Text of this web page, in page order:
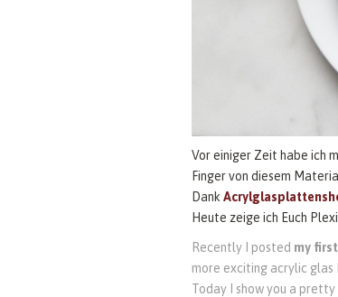
Vor einiger Zeit habe ich
Finger von diesem
Dank
Heute zeige ich Euch
Recently I posted my
more exciting acrylic glas
Today I show you a